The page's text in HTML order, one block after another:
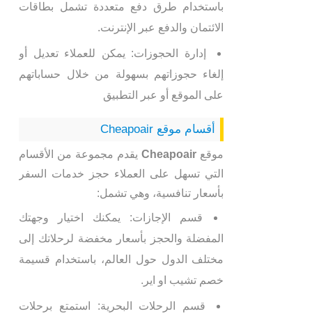
باستخدام طرق دفع متعددة تشمل بطاقات
الائتمان والدفع عبر الإنترنت.
إدارة الحجوزات: يمكن للعملاء تعديل أو
إلغاء حجوزاتهم بسهولة من خلال حساباتهم
على الموقع أو عبر التطبيق
أقسام موقع Cheapoair
موقع Cheapoairيقدم مجموعة من الأقسام
التي تسهل على العملاء حجز خدمات السفر
بأسعار تنافسية، وهي تشمل:
قسم الإجازات: يمكنك اختيار وجهتك
المفضلة والحجز بأسعار مخفضة لرحلاتك إلى
مختلف الدول حول العالم، باستخدام قسيمة
خصم تشيب او اير.
قسم الرحلات البحرية: استمتع برحلات